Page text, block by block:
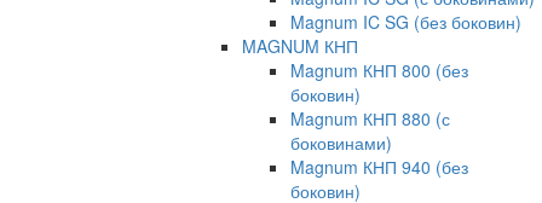
Magnum IC SG (без боковин)
MAGNUM КНП
Magnum КНП 800 (без
боковин)
Magnum КНП 880 (с
боковинами)
Magnum КНП 940 (без
боковин)